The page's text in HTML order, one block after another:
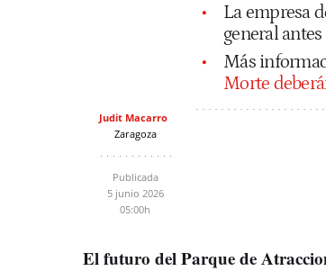
La empresa
general
Más
Morte
Judit Macarro
Zaragoza
Publicada
5 junio 2026
05:00h
El futuro del Parque de